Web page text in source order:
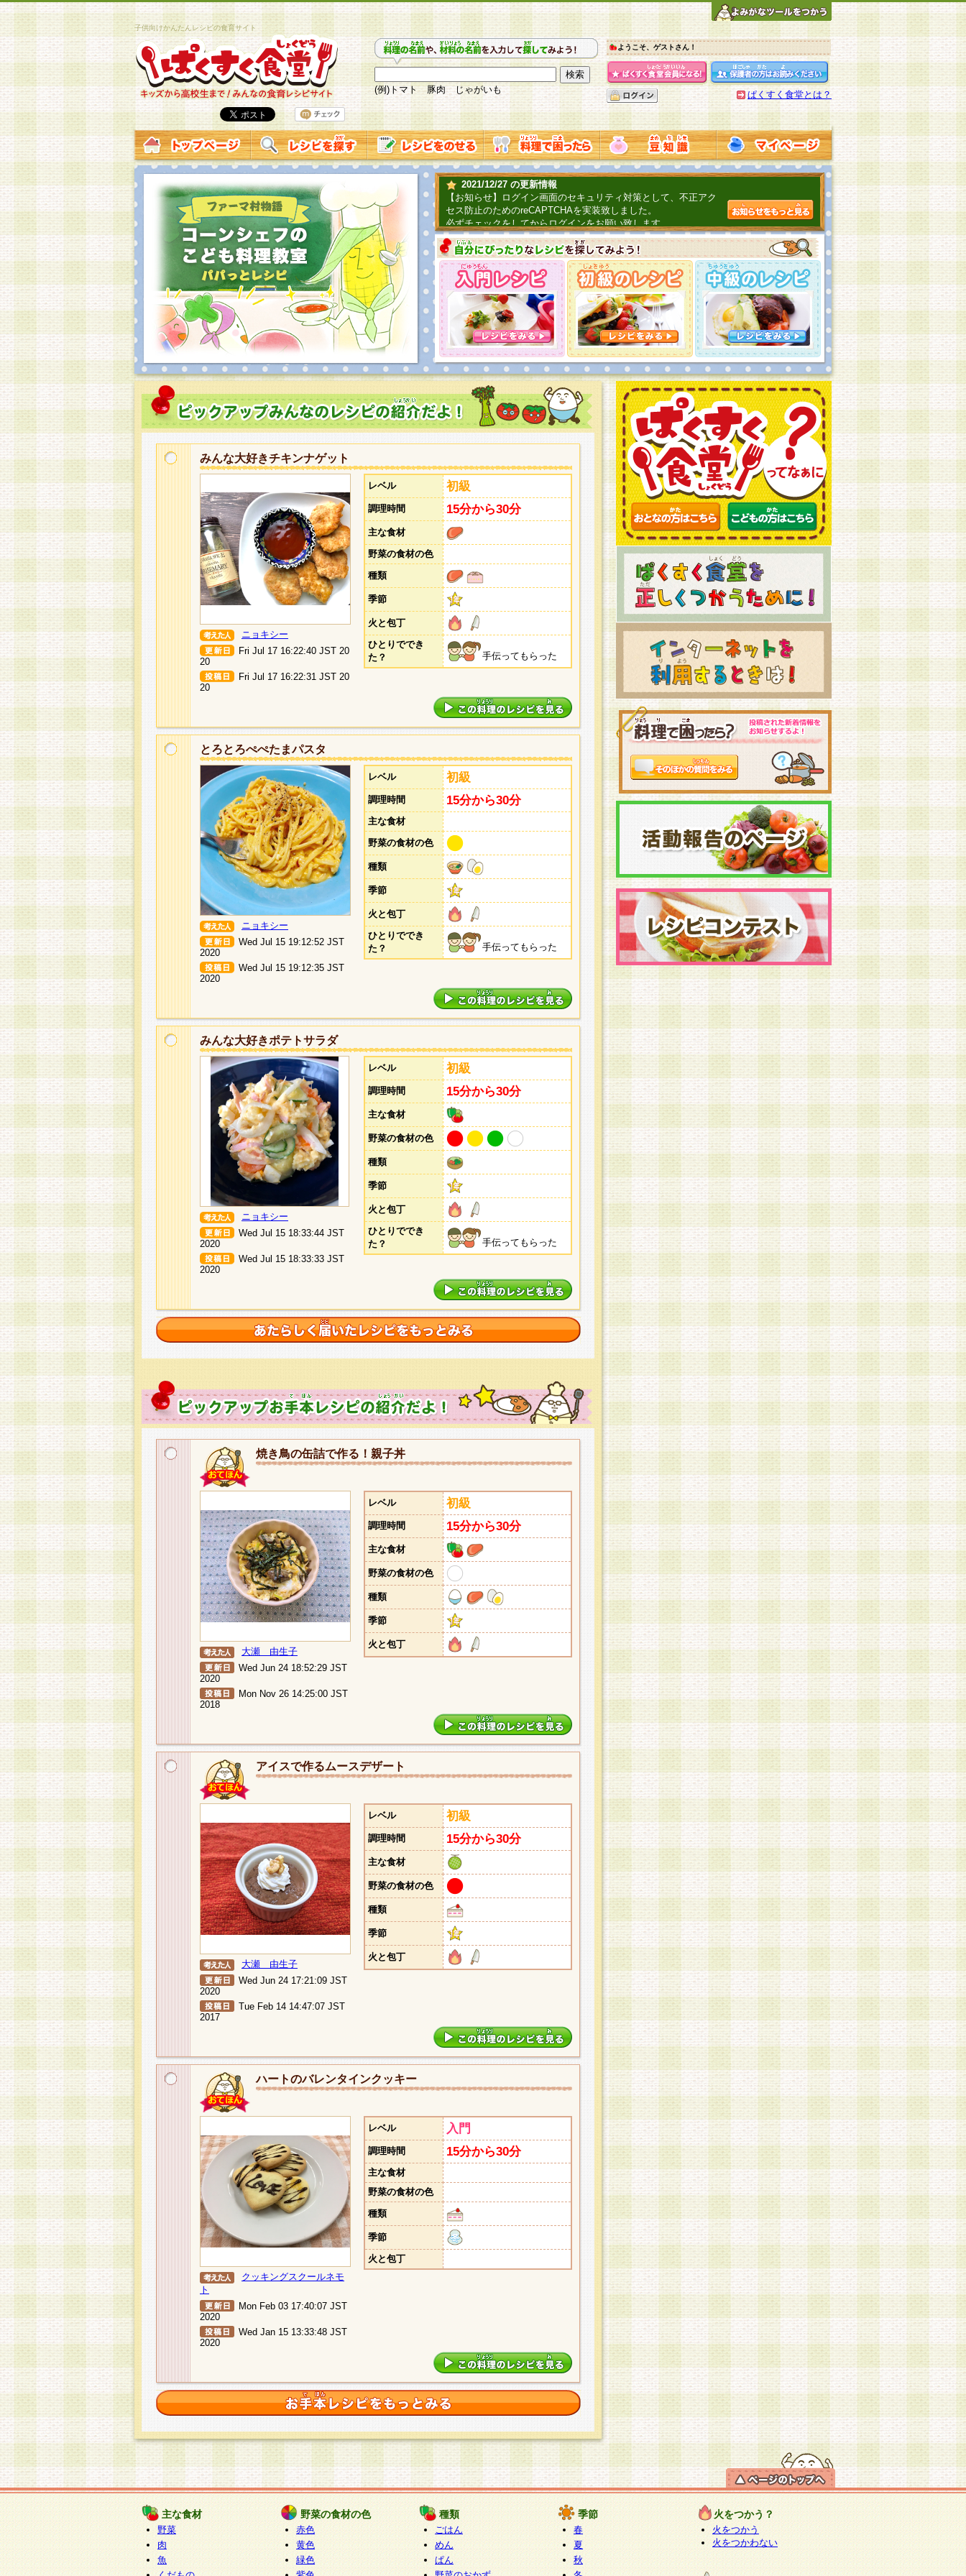
子供向けかんたんレシピの食育サイト
(例)トマト 豚肉 じゃがいも
ようこそ、ゲストさん！
ぱくすく食堂とは？
2021/12/27 の更新情報
【お知らせ】ログイン画面のセキュリティ対策として、不正アク
セス防止のためのreCAPTCHAを実装致しました。
必ずチェックをしてからログインをお願い致します。
2019/06/04 の更新情報
ファーマ村からコーンシェフが簡単レシピを紹介するよ！こちら
2018/07/01 の更新情報
チャレンジ企画第三弾！お母さん、お父さんへ日頃の感謝をこめ
てごはんを作ろう！は終了致しました。たくさんの投稿、ありが
とうございました。次回企画もお楽しみに！
みんな大好きチキンナゲット
ニョキシー
Fri Jul 17 16:22:40 JST 20
20
Fri Jul 17 16:22:31 JST 20
20
レベル 初級
調理時間 15分から30分
主な食材
野菜の食材の色
種類
季節
火と包丁
ひとりででき
た？
手伝ってもらった
とろとろぺぺたまパスタ
ニョキシー
Wed Jul 15 19:12:52 JST
2020
Wed Jul 15 19:12:35 JST
2020
レベル 初級
調理時間 15分から30分
主な食材
野菜の食材の色
種類
季節
火と包丁
ひとりででき
た？
手伝ってもらった
みんな大好きポテトサラダ
ニョキシー
Wed Jul 15 18:33:44 JST
2020
Wed Jul 15 18:33:33 JST
2020
レベル 初級
調理時間 15分から30分
主な食材
野菜の食材の色
種類
季節
火と包丁
ひとりででき
た？
手伝ってもらった
焼き鳥の缶詰で作る！親子丼
大瀬 由生子
Wed Jun 24 18:52:29 JST
2020
Mon Nov 26 14:25:00 JST
2018
レベル 初級
調理時間 15分から30分
主な食材
野菜の食材の色
種類
季節
火と包丁
アイスで作るムースデザート
大瀬 由生子
Wed Jun 24 17:21:09 JST
2020
Tue Feb 14 14:47:07 JST
2017
レベル 初級
調理時間 15分から30分
主な食材
野菜の食材の色
種類
季節
火と包丁
ハートのバレンタインクッキー
クッキングスクールネモ
ト
Mon Feb 03 17:40:07 JST
2020
Wed Jan 15 13:33:48 JST
2020
レベル 入門
調理時間 15分から30分
主な食材
野菜の食材の色
種類
季節
火と包丁
主な食材
野菜
肉
魚
野菜の食材の色
赤色
黄色
緑色
種類
ごはん
めん
ぱん
季節
春
夏
秋
火をつかう？
火をつかう
火をつかわない